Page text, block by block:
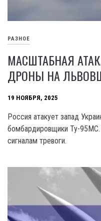
РАЗНОЕ
МАСШТАБНАЯ
ДРОНЫ НА
19 НОЯБРЯ, 2025
Россия атакует запад
бомбардировщики Ту-95МС.
сигналам тревоги.